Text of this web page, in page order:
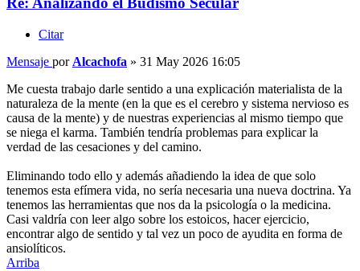
Citar
Mensaje por Alcachofa » 31 May 2026 16:05
Me cuesta trabajo darle sentido a una explicación materialista de la
naturaleza de la mente (en la que es el cerebro y sistema nervioso es
causa de la mente) y de nuestras experiencias al mismo tiempo que
se niega el karma. También tendría problemas para explicar la
verdad de las cesaciones y del camino.
Eliminando todo ello y además añadiendo la idea de que solo
tenemos esta efímera vida, no sería necesaria una nueva doctrina. Ya
tenemos las herramientas que nos da la psicología o la medicina.
Casi valdría con leer algo sobre los estoicos, hacer ejercicio,
encontrar algo de sentido y tal vez un poco de ayudita en forma de
ansiolíticos.
Arriba